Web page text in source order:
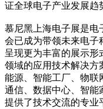
证全球电子产业发展趋
慕尼黑上海电子展是电
会已成为带领未来电子
呈现更为丰富的展示形
领域的应用技术解决方
能源、智能工厂、物联
通信、数据中心、智能
提供了技术交流的专业